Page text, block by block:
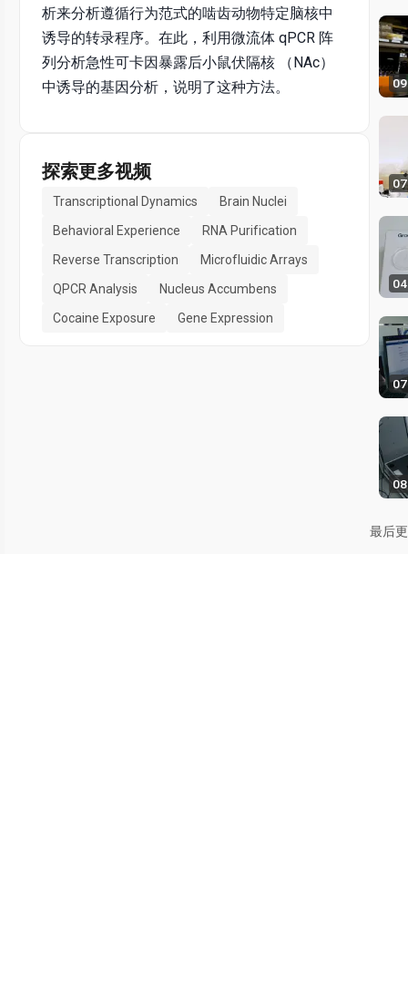
析来分析遵循行为范式的啮齿动物特定脑核中
诱导的转录程序。在此，利用微流体 qPCR 阵
列分析急性可卡因暴露后小鼠伏隔核 （NAc）
中诱导的基因分析，说明了这种方法。
探索更多视频
Transcriptional Dynamics
Brain Nuclei
Behavioral Experience
RNA Purification
Reverse Transcription
Microfluidic Arrays
QPCR Analysis
Nucleus Accumbens
Cocaine Exposure
Gene Expression
最后